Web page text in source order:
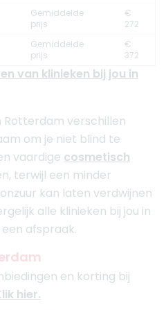
Gemiddelde
prijs
€
272
Gemiddelde
prijs
€
372
van klinieken bij jou in
Rotterdam verschillen
om je niet blind te
vaardige cosmetisch
terwijl een minder
kan laten verdwijnen
alle klinieken bij jou in
afspraak.
en korting bij
hier.